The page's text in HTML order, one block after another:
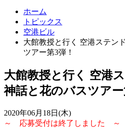
ホーム
トピックス
空港ビル
大館教授と行く 空港ステン
ツアー第3弾！
大館教授と行く 空港
神話と花のバスツアー
2020年06月18日(木)
～ 応募受付は終了しました ～